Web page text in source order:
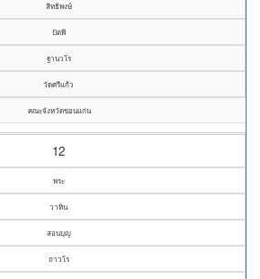
สิทธิพงษ์
ปัตพี
ฐานวโร
วัดศรีแก้ว
คณะจังหวัดขอนแก่น
12
พระ
วาทิน
สอนบุญ
ถาวโร